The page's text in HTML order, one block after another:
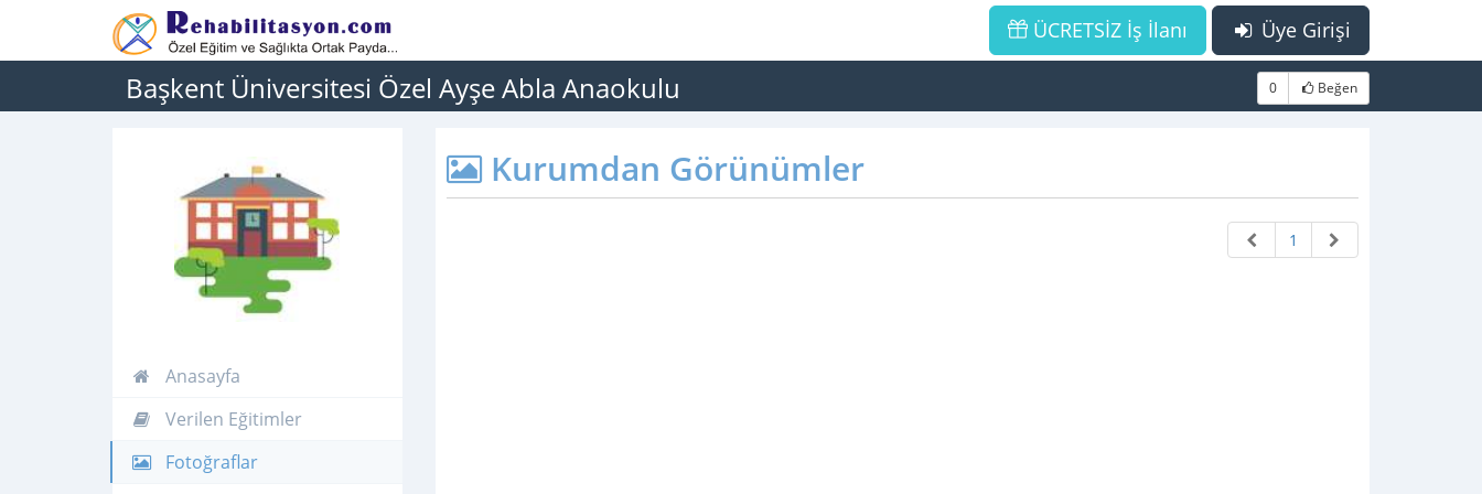
Üye Girişi
ÜCRETSİZ İş İlanı
Başkent Üniversitesi Özel Ayşe Abla Anaokulu 0 Beğen
Anasayfa
Verilen Eğitimler
Fotoğraflar
Kurumdan Görünümler
1